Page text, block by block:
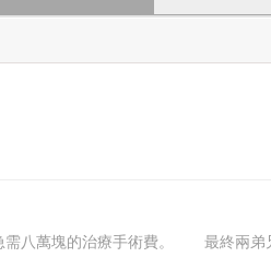
萬塊的治療手術費。　　最終兩弟